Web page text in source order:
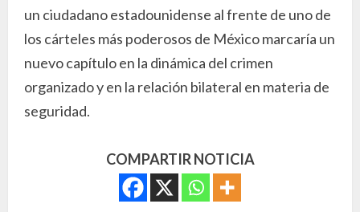
un ciudadano estadounidense al frente de uno de
los cárteles más poderosos de México marcaría un
nuevo capítulo en la dinámica del crimen
organizado y en la relación bilateral en materia de
seguridad.
COMPARTIR NOTICIA